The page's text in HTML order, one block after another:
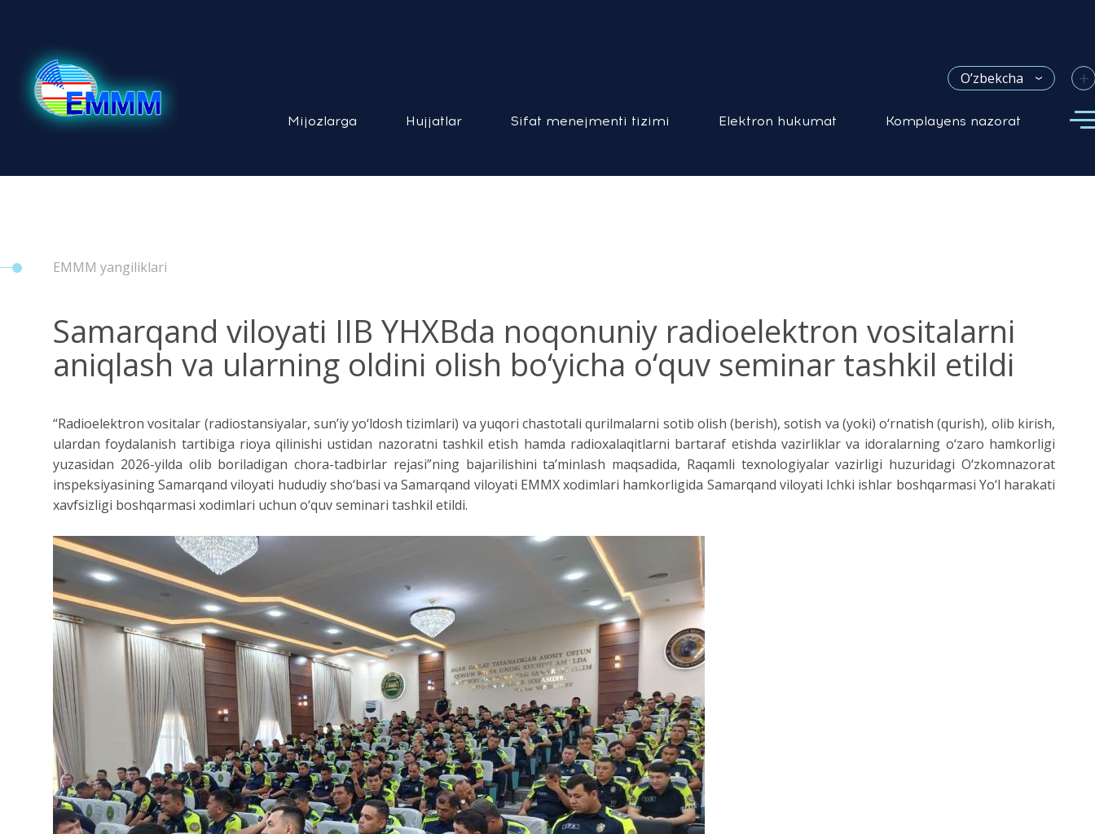
O’zbekcha +
Mijozlarga Hujjatlar Sifat menejmenti tizimi Elektron hukumat Komplayens nazorat
EMMM yangiliklari
Samarqand viloyati IIB YHXBda noqonuniy radioelektron vositalarni
aniqlash va ularning oldini olish bo‘yicha o‘quv seminar tashkil etildi
“Radioelektron vositalar (radiostansiyalar, sunʼiy yo‘ldosh tizimlari) va yuqori chastotali qurilmalarni sotib olish (berish), sotish va (yoki) o‘rnatish (qurish), olib kirish,
ulardan foydalanish tartibiga rioya qilinishi ustidan nazoratni tashkil etish hamda radioxalaqitlarni bartaraf etishda vazirliklar va idoralarning o‘zaro hamkorligi
yuzasidan 2026-yilda olib boriladigan chora-tadbirlar rejasi”ning bajarilishini ta’minlash maqsadida, Raqamli texnologiyalar vazirligi huzuridagi O‘zkomnazorat
inspeksiyasining Samarqand viloyati hududiy sho‘basi va Samarqand viloyati EMMX xodimlari hamkorligida Samarqand viloyati Ichki ishlar boshqarmasi Yo‘l harakati
xavfsizligi boshqarmasi xodimlari uchun o‘quv seminari tashkil etildi.